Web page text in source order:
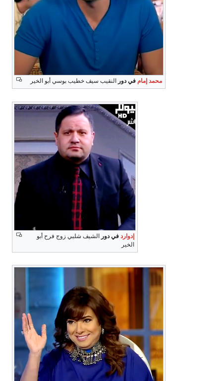
محمد إمام في دورالنقيب سيف خطيب بوسي أبو الخير
إدوارد في دورالشيف شلبي زوج فرح أبو